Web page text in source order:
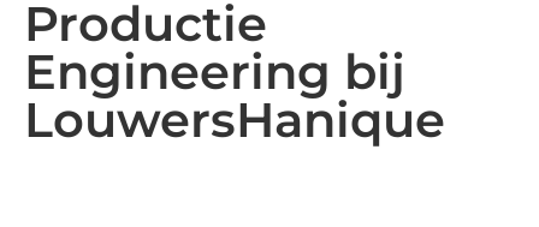
Productie
Engineering bij
LouwersHanique